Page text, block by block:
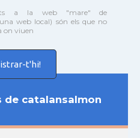
a la web "mare" de
web local) són els que no
on viuen
t'hi!
de catalansalmon